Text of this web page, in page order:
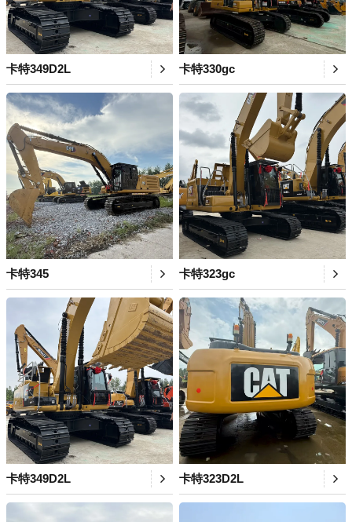
卡特349D2L 卡特330gc
卡特345 卡特323gc
卡特349D2L 卡特323D2L